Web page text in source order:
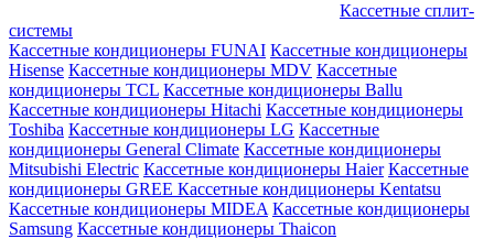
Кассетные сплит-
системы
Кассетные кондиционеры FUNAI Кассетные кондиционеры
Hisense Кассетные кондиционеры MDV Кассетные
кондиционеры TCL Кассетные кондиционеры Ballu
Кассетные кондиционеры Hitachi Кассетные кондиционеры
Toshiba Кассетные кондиционеры LG Кассетные
кондиционеры General Climate Кассетные кондиционеры
Mitsubishi Electric Кассетные кондиционеры Haier Кассетные
кондиционеры GREE Кассетные кондиционеры Kentatsu
Кассетные кондиционеры MIDEA Кассетные кондиционеры
Samsung Кассетные кондиционеры Thaicon